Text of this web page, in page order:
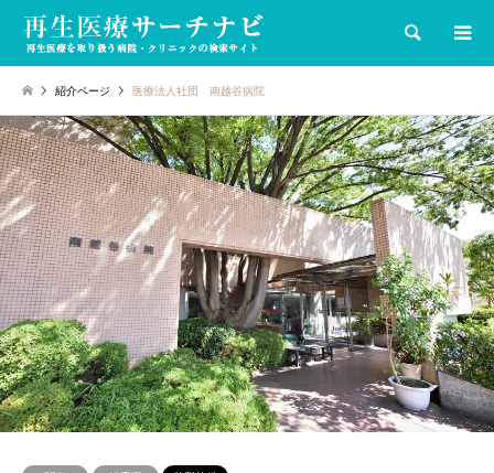
検索
紹介ページ 医療法人社団 南越谷病院